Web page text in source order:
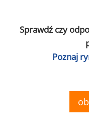
Sprawdź czy
Poznaj